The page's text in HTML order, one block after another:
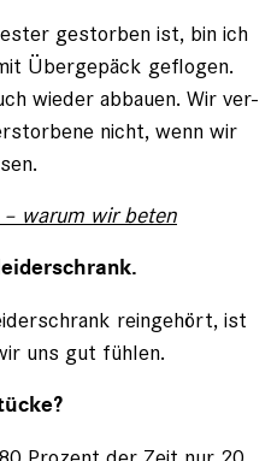
gestorben ist, bin ich
Übergepäck geflogen.
wieder abbauen. Wir ver­
nicht, wenn wir
– warum wir beten
reingehört, ist
uns gut fühlen.